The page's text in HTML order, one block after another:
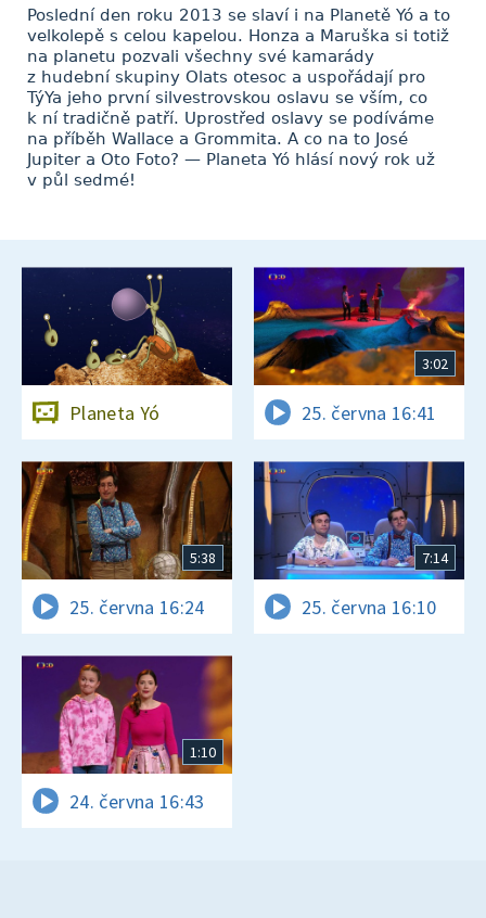
Poslední den roku 2013 se slaví i na Planetě Yó a to
velkolepě s celou kapelou. Honza a Maruška si totiž
na planetu pozvali všechny své kamarády
z hudební skupiny Olats otesoc a uspořádají pro
TýYa jeho první silvestrovskou oslavu se vším, co
k ní tradičně patří. Uprostřed oslavy se podíváme
na příběh Wallace a Grommita. A co na to José
Jupiter a Oto Foto? — Planeta Yó hlásí nový rok už
v půl sedmé!
Planeta Yó
3:02
25. června 16:41
5:38
25. června 16:24
7:14
25. června 16:10
1:10
24. června 16:43